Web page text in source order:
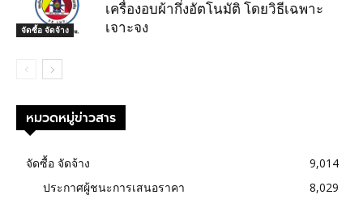
จัดซื้อ จัดจ้าง
เครื่องอบผ้ากึ่งอัตโนมัติ โดยวิธีเฉพาะ
เจาะจง
หมวดหมู่ข่าวสาร
จัดซื้อ จัดจ้าง
9,014
ประกาศผู้ชนะการเสนอราคา
8,029